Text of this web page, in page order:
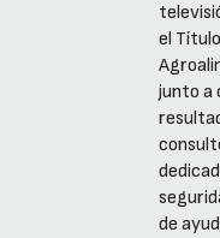
el
junto a
de